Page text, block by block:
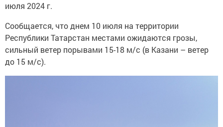
июля 2024 г.
Сообщается, что днем 10 июля на территории
Республики Татарстан местами ожидаются грозы,
сильный ветер порывами 15-18 м/с (в Казани – ветер
до 15 м/с).